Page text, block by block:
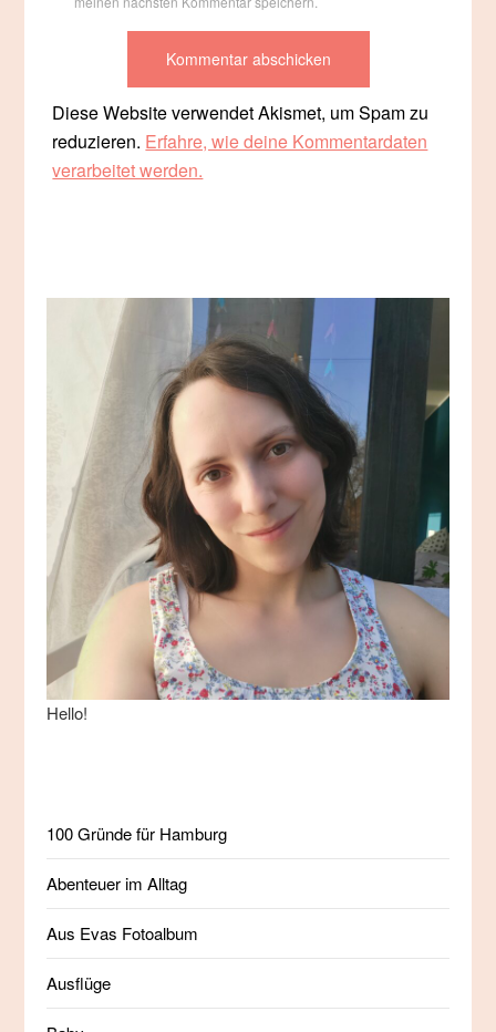
Diese Website verwendet Akismet, um Spam zu
reduzieren. Erfahre, wie deine Kommentardaten
verarbeitet werden.
Hello!
100 Gründe für Hamburg
Abenteuer im Alltag
Aus Evas Fotoalbum
Ausflüge